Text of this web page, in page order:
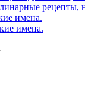
рецепты,
имена.
имена.